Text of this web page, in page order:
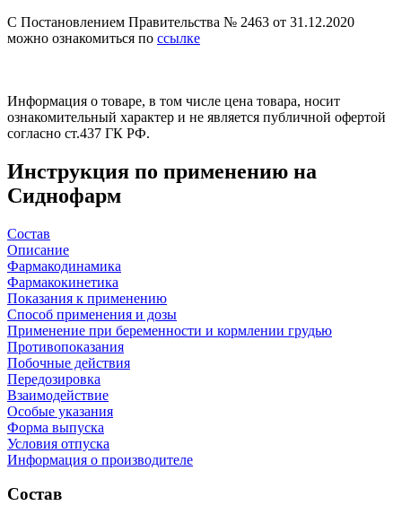
С Постановлением Правительства № 2463 от 31.12.2020
можно ознакомиться по ссылке
Информация о товаре, в том числе цена товара, носит
ознакомительный характер и не является публичной офертой
согласно ст.437 ГК РФ.
Инструкция по применению на
Сиднофарм
Состав
Описание
Фармакодинамика
Фармакокинетика
Показания к применению
Cпособ применения и дозы
Применение при беременности и кормлении грудью
Противопоказания
Побочные действия
Передозировка
Взаимодействие
Особые указания
Форма выпуска
Условия отпуска
Информация о производителе
Состав